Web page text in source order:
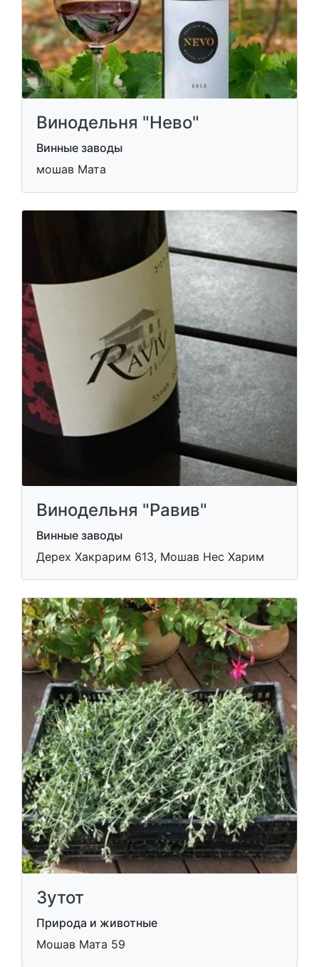
Винодельня "Нево"
Винные заводы
мошав Мата
Винодельня "Равив"
Винные заводы
Дерех Хакрарим 613, Мошав Нес Харим
Зутот
Природа и животные
Мошав Мата 59